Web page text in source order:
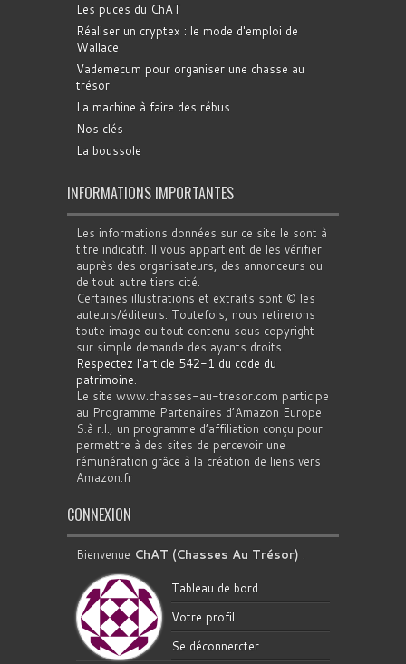
Les puces du ChAT
Réaliser un cryptex : le mode d'emploi de
Wallace
Vademecum pour organiser une chasse au
trésor
La machine à faire des rébus
Nos clés
La boussole
INFORMATIONS IMPORTANTES
Les informations données sur ce site le sont à
titre indicatif. Il vous appartient de les vérifier
auprès des organisateurs, des annonceurs ou
de tout autre tiers cité.
Certaines illustrations et extraits sont © les
auteurs/éditeurs. Toutefois, nous retirerons
toute image ou tout contenu sous copyright
sur simple demande des ayants droits.
Respectez l'article 542-1 du code du
patrimoine.
Le site www.chasses-au-tresor.com participe
au Programme Partenaires d’Amazon Europe
S.à r.l., un programme d’affiliation conçu pour
permettre à des sites de percevoir une
rémunération grâce à la création de liens vers
Amazon.fr
CONNEXION
Bienvenue ChAT (Chasses Au Trésor) .
Tableau de bord
Votre profil
Se déconnercter